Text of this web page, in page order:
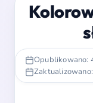
Opublikowano: